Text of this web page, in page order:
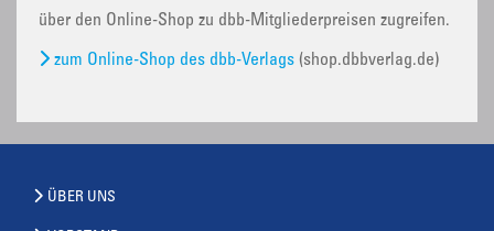
über den Online-Shop zu dbb-Mitgliederpreisen zugreifen.
zum Online-Shop des dbb-Verlags (shop.dbbverlag.de)
ÜBER UNS